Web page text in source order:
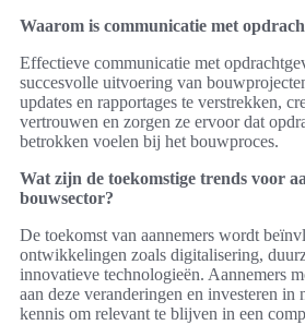
Waarom is communicatie met
Effectieve communicatie met
succesvolle uitvoering van
updates en rapportages te verstrekken,
vertrouwen en zorgen ze ervoor dat
betrokken voelen bij het bouwproces.
Wat zijn de toekomstige trends voor
bouwsector?
De toekomst van aannemers wordt
ontwikkelingen zoals digitalisering,
innovatieve technologieën. Aannemers
aan deze veranderingen en investeren in
kennis om relevant te blijven in een